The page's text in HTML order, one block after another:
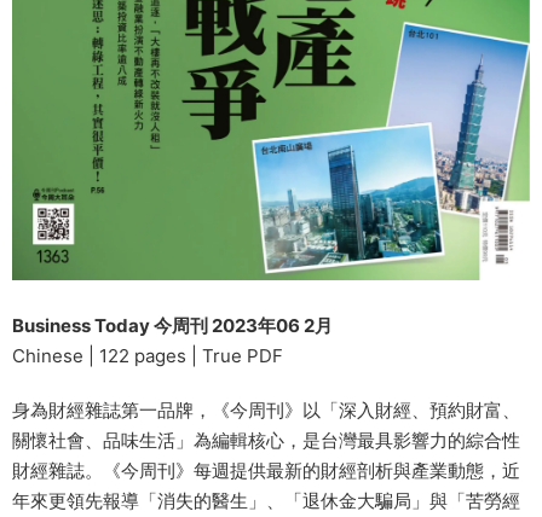
Business Today 今周刊 2023年06 2月
Chinese | 122 pages | True PDF
身為財經雜誌第一品牌，《今周刊》以「深入財經、預約財富、
關懷社會、品味生活」為編輯核心，是台灣最具影響力的綜合性
財經雜誌。《今周刊》每週提供最新的財經剖析與產業動態，近
年來更領先報導「消失的醫生」、「退休金大騙局」與「苦勞經